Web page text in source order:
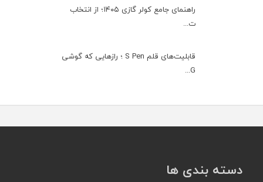
راهنمای جامع کولر گازی ۱۴۰۵؛ از انتخاب
ت...
قابلیت‌های قلم S Pen ؛ رازهایی که گوشی
G...
دسته بندی ها